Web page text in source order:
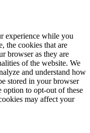
experience while you
the cookies that are
browser as they are
of the website. We
and understand how
stored in your browser
option to opt-out of these
may affect your